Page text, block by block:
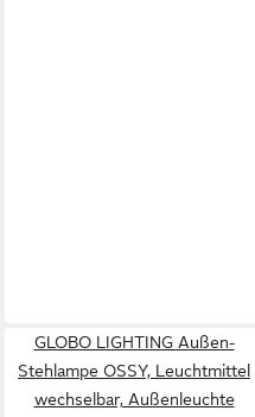
GLOBO LIGHTING Außen-
Stehlampe OSSY, Leuchtmittel
wechselbar, Außenleuchte